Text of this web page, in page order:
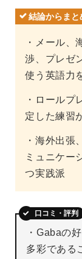
結論からまと
・メール、
渉、プレゼ
使う英語力
・ロールプ
定した練習
・海外出張
ミュニケー
つ実践派
口コミ・評判
・Gabaの
多彩である